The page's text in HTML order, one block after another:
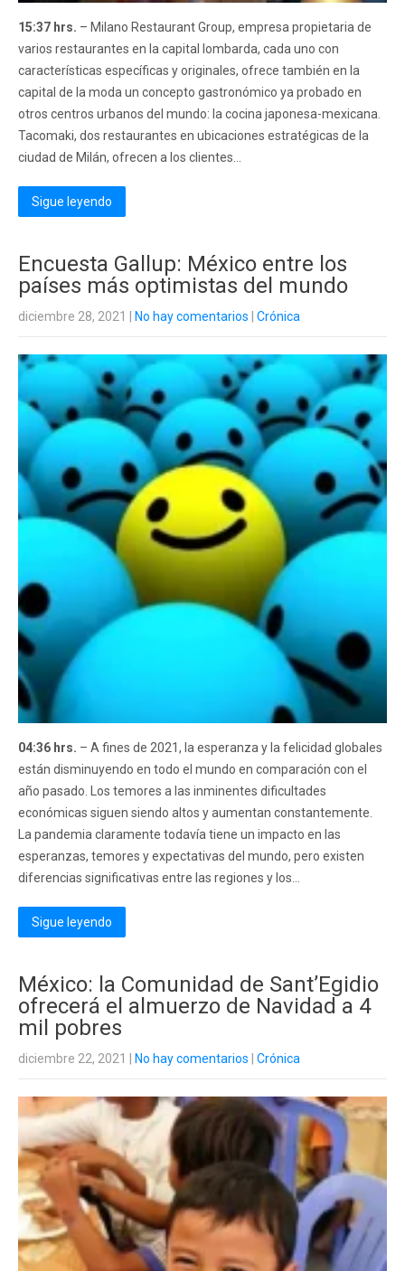
15:37 hrs. – Milano Restaurant Group, empresa propietaria de
varios restaurantes en la capital lombarda, cada uno con
características específicas y originales, ofrece también en la
capital de la moda un concepto gastronómico ya probado en
otros centros urbanos del mundo: la cocina japonesa-mexicana.
Tacomaki, dos restaurantes en ubicaciones estratégicas de la
ciudad de Milán, ofrecen a los clientes...
Sigue leyendo
Encuesta Gallup: México entre los
países más optimistas del mundo
diciembre 28, 2021 No hay comentarios Crónica
04:36 hrs. – A fines de 2021, la esperanza y la felicidad globales
están disminuyendo en todo el mundo en comparación con el
año pasado. Los temores a las inminentes dificultades
económicas siguen siendo altos y aumentan constantemente.
La pandemia claramente todavía tiene un impacto en las
esperanzas, temores y expectativas del mundo, pero existen
diferencias significativas entre las regiones y los...
Sigue leyendo
México: la Comunidad de Sant’Egidio
ofrecerá el almuerzo de Navidad a 4
mil pobres
diciembre 22, 2021 No hay comentarios Crónica